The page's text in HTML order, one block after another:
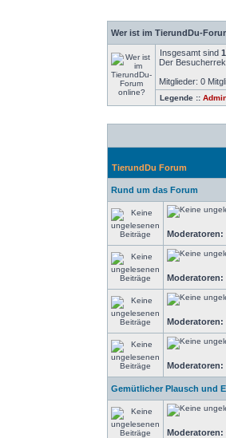
Wer ist im TierundDu-
Insgesamt sind
Der
Mitglieder: 0
Legende ::
TierundDu Forum
Rund um das Forum
Moderatoren:
Moderatoren:
Moderatoren:
Moderatoren:
Gemütlicher Plausch und
Moderatoren: